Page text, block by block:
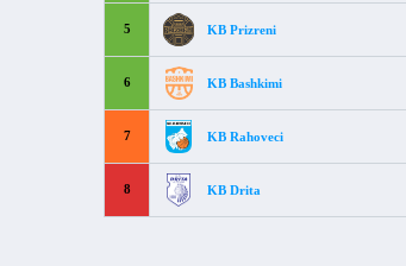
5 KB Prizreni
6 KB Bashkimi
7 KB Rahoveci
8 KB Drita